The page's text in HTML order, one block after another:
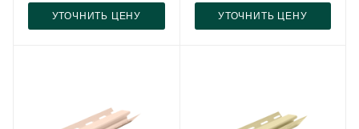
УТОЧНИТЬ ЦЕНУ УТОЧНИТЬ ЦЕНУ